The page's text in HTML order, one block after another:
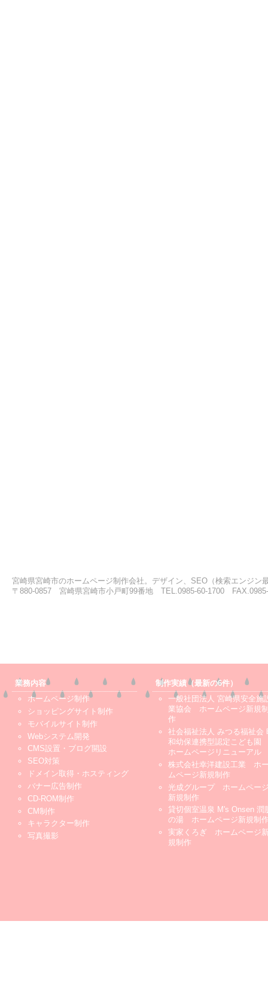
宮崎県宮崎市のホームページ制作会社。デザイン、SEO（検索エンジ
〒880-0857 宮崎県宮崎市小戸町99番地 TEL.0985-60-1700
業務内容
ホームページ制作
ショッピングサイト制作
モバイルサイト制作
Webシステム開発
CMS設置・ブログ開設
SEO対策
ドメイン取得・ホスティング
バナー広告制作
CD-ROM制作
CM制作
キャラクター制作
写真撮影
制作実績（最新の6件）
一般社団法人 宮崎県安全施
業協会 ホームページ新規
作
社会福祉法人 みつる福祉会
和幼保連携型認定こども
ホームページリニューアル
株式会社幸洋建設工業 ホ
ムページ新規制作
光成グループ ホームペー
新規制作
貸切個室温泉 M's Onsen 潤
の湯 ホームページ新規制
実家くろぎ ホームページ
規制作